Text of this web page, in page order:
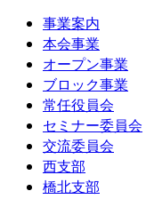
事業案内
本会事業
オープン事業
ブロック事業
常任役員会
セミナー委員会
交流委員会
西支部
橋北支部